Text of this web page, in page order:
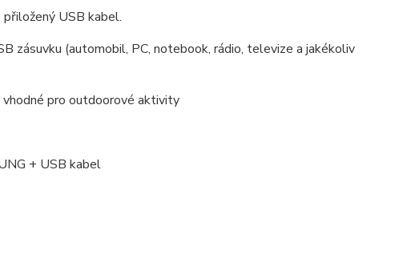
USB kabel.
zásuvku (automobil, PC, notebook, rádio, televize a jakékoliv
vhodné pro outdoorové aktivity
+ USB kabel